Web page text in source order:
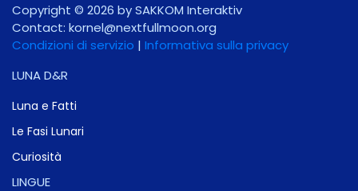
Copyright © 2026 by SAKKOM Interaktiv
Contact: gro.noomlluftxen@lenrok
Condizioni di servizio | Informativa sulla privacy
LUNA D&R
Luna e Fatti
Le Fasi Lunari
Curiosità
LINGUE